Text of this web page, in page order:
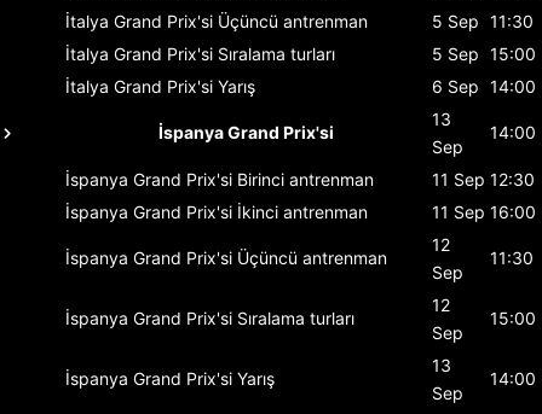
İtalya Grand Prix'si Üçüncü antrenman 5 Sep 11:30
İtalya Grand Prix'si Sıralama turları 5 Sep 15:00
İtalya Grand Prix'si Yarış 6 Sep 14:00
İspanya Grand Prix'si
13
Sep
14:00
İspanya Grand Prix'si Birinci antrenman 11 Sep 12:30
İspanya Grand Prix'si İkinci antrenman 11 Sep 16:00
İspanya Grand Prix'si Üçüncü antrenman
12
Sep
11:30
İspanya Grand Prix'si Sıralama turları
12
Sep
15:00
İspanya Grand Prix'si Yarış
13
Sep
14:00